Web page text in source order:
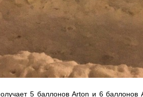
5 баллонов Arton и 6 баллонов